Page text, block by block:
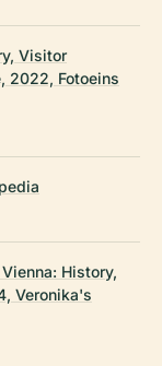
Visitor
2022, Fotoeins
History,
Veronika's